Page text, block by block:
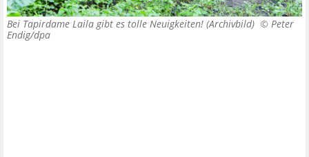
Bei Tapirdame Laila gibt es tolle Neuigkeiten! (Archivbild) © Peter
Endig/dpa